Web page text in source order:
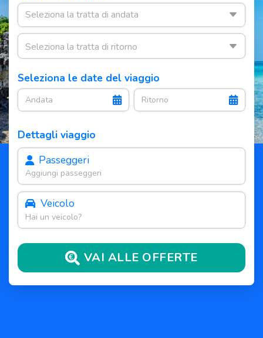
Seleziona le date del viaggio
Dettagli viaggio
Passeggeri
Aggiungi passeggeri
Veicolo
Hai un veicolo?
VAI ALLE OFFERTE